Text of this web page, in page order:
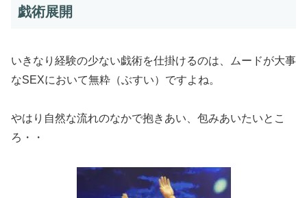
戯術展開
いきなり経験の少ない戯術を仕掛けるのは、ムードが大事
なSEXにおいて無粋（ぶすい）ですよね。
やはり自然な流れのなかで抱きあい、包みあいたいとこ
ろ・・